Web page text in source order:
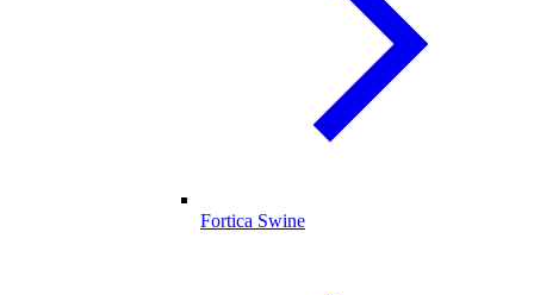
Fortica Swine